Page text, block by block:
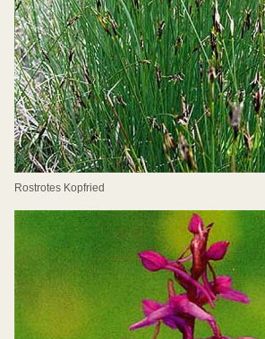
Rostrotes Kopfried